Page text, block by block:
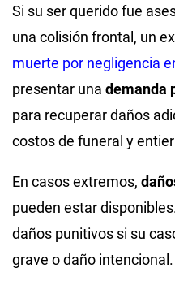
Si su ser querido fue
una colisión frontal, un
muerte por negligencia
presentar una demanda
para recuperar daños
costos de funeral y
En casos extremos,
pueden estar
daños punitivos si su
grave o daño intencional.